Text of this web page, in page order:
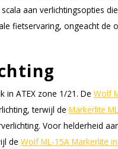
aan verlichtingsopties
fietservaring, ongeacht de
in ATEX zone 1/21. De Wolf
terwijl de Markerlite
Voor helderheid
de Wolf ML-15A Markerlite